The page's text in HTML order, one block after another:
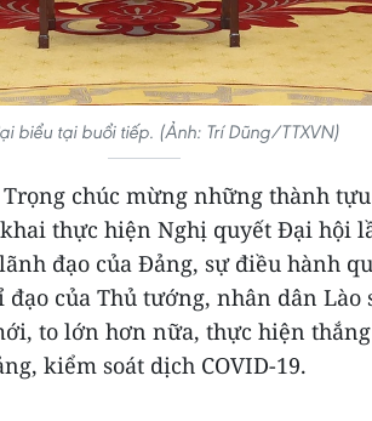
biểu tại buổi tiếp. (Ảnh: Trí Dũng/TTXVN)
chúc mừng những thành
thực hiện Nghị quyết Đại hội
đạo của Đảng, sự điều hành
của Thủ tướng, nhân dân Lào
to lớn hơn nữa, thực hiện
kiểm soát dịch COVID-19.